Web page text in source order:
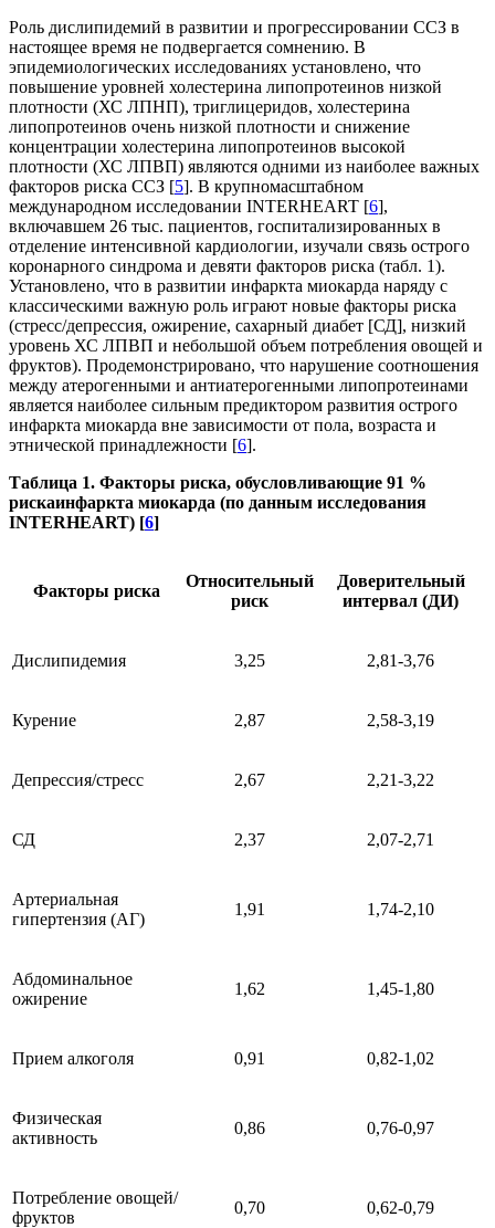
Роль дислипидемий в развитии и прогрессировании ССЗ в
настоящее время не подвергается сомнению. В
эпидемиологических исследованиях установлено, что
повышение уровней холестерина липопротеинов низкой
плотности (ХС ЛПНП), триглицеридов, холестерина
липопротеинов очень низкой плотности и снижение
концентрации холестерина липопротеинов высокой
плотности (ХС ЛПВП) являются одними из наиболее важных
факторов риска ССЗ [5]. В крупномасштабном
международном исследовании INTERHEART [6],
включавшем 26 тыс. пациентов, госпитализированных в
отделение интенсивной кардиологии, изучали связь острого
коронарного синдрома и девяти факторов риска (табл. 1).
Установлено, что в развитии инфаркта миокарда наряду с
классическими важную роль играют новые факторы риска
(стресс/депрессия, ожирение, сахарный диабет [СД], низкий
уровень ХС ЛПВП и небольшой объем потребления овощей и
фруктов). Продемонстрировано, что нарушение соотношения
между атерогенными и антиатерогенными липопротеинами
является наиболее сильным предиктором развития острого
инфаркта миокарда вне зависимости от пола, возраста и
этнической принадлежности [6].
Таблица 1. Факторы риска, обусловливающие 91 %
рискаинфаркта миокарда (по данным исследования
INTERHEART) [6]
Факторы риска
Относительный
риск
Доверительный
интервал (ДИ)
Дислипидемия 3,25 2,81-3,76
Курение 2,87 2,58-3,19
Депрессия/стресс 2,67 2,21-3,22
СД 2,37 2,07-2,71
Артериальная
гипертензия (АГ)
1,91 1,74-2,10
Абдоминальное
ожирение
1,62 1,45-1,80
Прием алкоголя 0,91 0,82-1,02
Физическая
активность
0,86 0,76-0,97
Потребление овощей/
фруктов
0,70 0,62-0,79